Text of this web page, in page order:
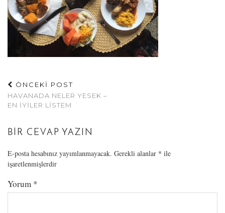
ÖNCEKİ POST
HAVANADA NELER YESEK –
EN İYILER LISTEM
BIR CEVAP YAZIN
E-posta hesabınız yayımlanmayacak. Gerekli alanlar * ile
işaretlenmişlerdir
Yorum *